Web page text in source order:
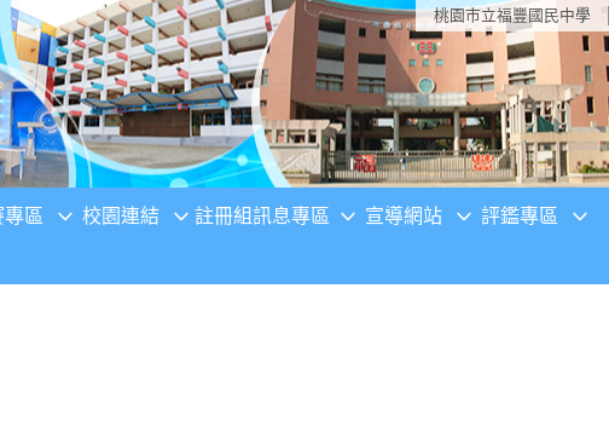
桃園市立福豐國民中學
專區 校園連結 註冊組訊息專區 宣導網站 評鑑專區